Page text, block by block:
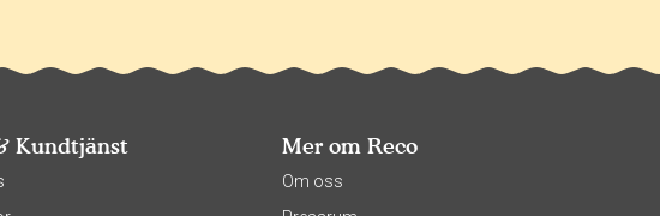
Kundtjänst Mer om Reco
Om oss